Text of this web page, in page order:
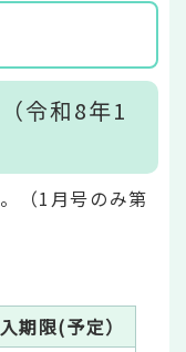
令和8年1
（1月号のみ第
期限(予定）